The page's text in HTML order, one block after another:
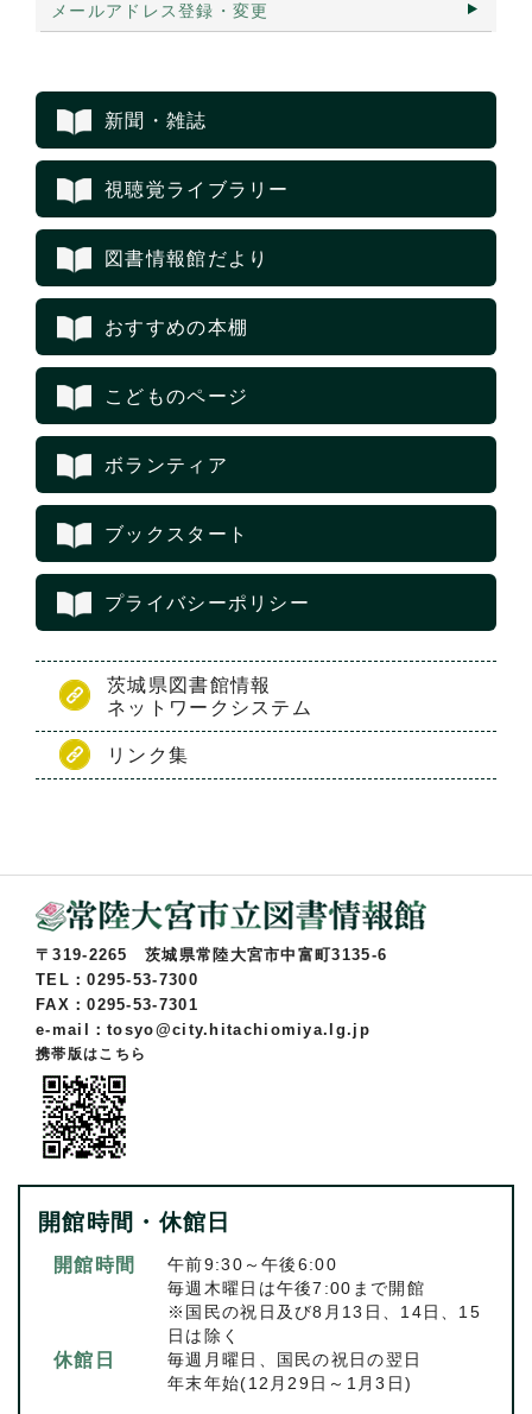
メールアドレス登録・変更
新聞・雑誌
視聴覚ライブラリー
図書情報館だより
おすすめの本棚
こどものページ
ボランティア
ブックスタート
プライバシーポリシー
茨城県図書館情報
ネットワークシステム
リンク集
〒319-2265 茨城県常陸大宮市中富町3135-6
TEL：0295-53-7300
FAX：0295-53-7301
e-mail：tosyo@city.hitachiomiya.lg.jp
携帯版はこちら
開館時間・休館日
開館時間
午前9:30～午後6:00
毎週木曜日は午後7:00まで開館
※国民の祝日及び8月13日、14日、15
日は除く
休館日
毎週月曜日、国民の祝日の翌日
年末年始(12月29日～1月3日)